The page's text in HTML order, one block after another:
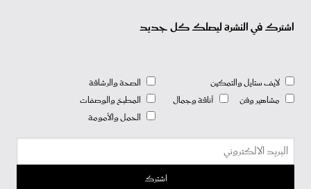
اشترك في النشرة ليصلك كل جديد
لايف ستايل والتمكين
مشاهير وفن
أناقة وجمال
الصحة والرشاقة
المطبخ والوصفات
الحمل والأمومة